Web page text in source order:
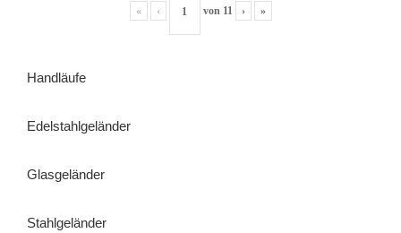
« ‹ von 11 › »
Handläufe
Edelstahlgeländer
Glasgeländer
Stahlgeländer